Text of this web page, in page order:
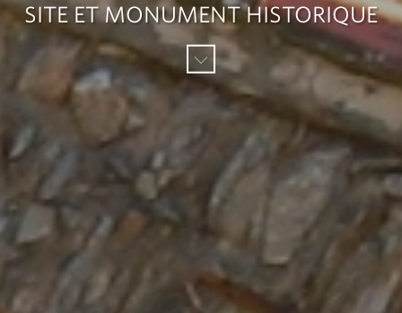
SITE ET MONUMENT HISTORIQUE